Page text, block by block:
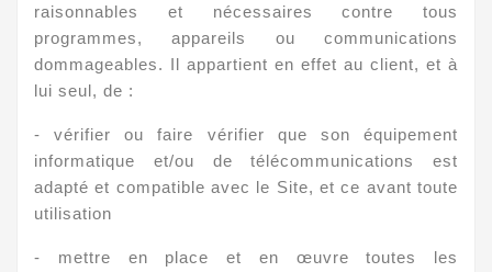
raisonnables et nécessaires contre tous
programmes, appareils ou communications
dommageables. Il appartient en effet au client, et à
lui seul, de :
- vérifier ou faire vérifier que son équipement
informatique et/ou de télécommunications est
adapté et compatible avec le Site, et ce avant toute
utilisation
- mettre en place et en œuvre toutes les